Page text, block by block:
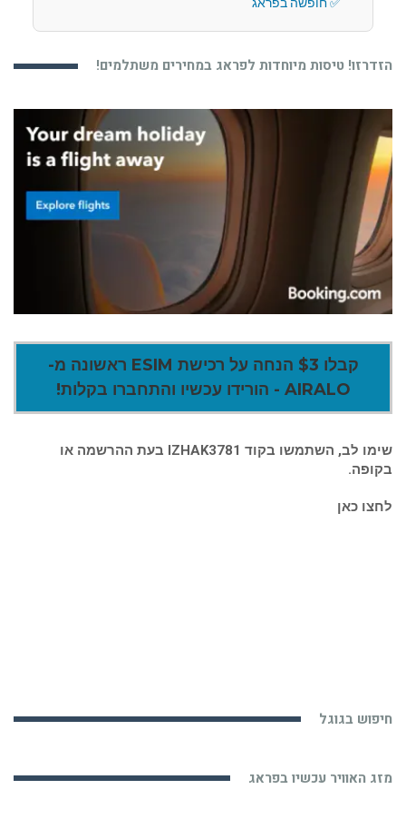
הזדרזו! טיסות מיוחדות לפראג במחירים משתלמים!
קבלו $3 הנחה על רכישת ESIM ראשונה מ-
AIRALO - הורידו עכשיו והתחברו בקלות!
שימו לב, השתמשו בקוד IZHAK3781 בעת ההרשמה או
בקופה.
לחצו כאן
חיפוש בגוגל
מזג האוויר עכשיו בפראג